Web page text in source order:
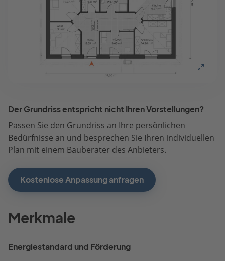
Der Grundriss entspricht nicht Ihren Vorstellungen?
Passen Sie den Grundriss an Ihre persönlichen
Bedürfnisse an und besprechen Sie Ihren individuellen
Plan mit einem Bauberater des Anbieters.
Kostenlose Anpassung anfragen
Merkmale
Energiestandard und Förderung